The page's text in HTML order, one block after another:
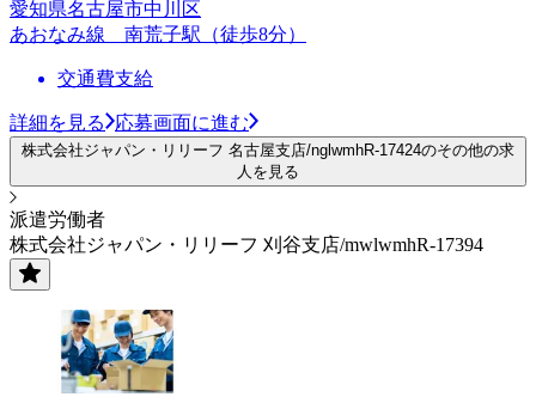
愛知県名古屋市中川区
あおなみ線 南荒子駅（徒歩8分）
交通費支給
詳細を見る 応募画面に進む
株式会社ジャパン・リリーフ 名古屋支店/nglwmhR-17424のその他の求
人を見る
派遣労働者
株式会社ジャパン・リリーフ 刈谷支店/mwlwmhR-17394